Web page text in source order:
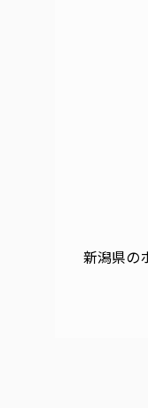
新潟県の